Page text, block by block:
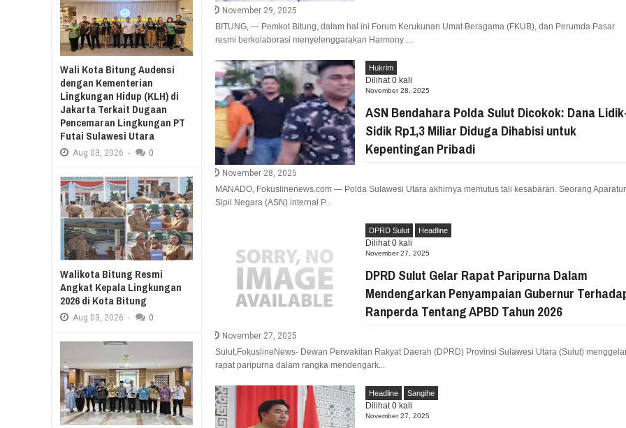
RESES II 2026, EUGENIE MANTIRI SERAP ASPIRASI WARGA MANEMBO-NEMBO
Aug 2026
November 29, 2025
BITUNG, — Pemkot Bitung, dalam hal ini Forum Kerukunan Umat Beragama (FKUB), dan Perumda Pasar
resmi berkolaborasi menyelenggarakan Harmony ...
Hukrim
Dilihat0kali
November 28, 2025
ASN Bendahara Polda Sulut Dicokok: Dana
Sidik Rp1,3 Miliar Diduga Dihabisi untuk
Kepentingan Pribadi
November 28, 2025
MANADO, Fokuslinenews.com — Polda Sulawesi Utara akhirnya memutus tali kesabaran. Seorang Aparatur
Sipil Negara (ASN) internal P...
DPRD Sulut Headline
Dilihat0kali
November 27, 2025
DPRD Sulut Gelar Rapat Paripurna Dalam
Mendengarkan Penyampaian Gubernur
Ranperda Tentang APBD Tahun 2026
November 27, 2025
Sulut,FokuslineNews- Dewan Perwakilan Rakyat Daerah (DPRD) Provinsi Sulawesi Utara (Sulut)
rapat paripurna dalam rangka mendengark...
Headline Sangihe
Dilihat0kali
November 27, 2025
Wali Kota Bitung Audensi
dengan Kementerian
Lingkungan Hidup (KLH) di
Jakarta Terkait Dugaan
Pencemaran Lingkungan PT
Futai Sulawesi Utara
Aug 03, 2026 - 0
Walikota Bitung Resmi
Angkat Kepala Lingkungan
2026 di Kota Bitung
Aug 03, 2026 - 0
GELAR JALAN SEHAT PROGRAM KURIKULUM
MERDEKA BELAJAR